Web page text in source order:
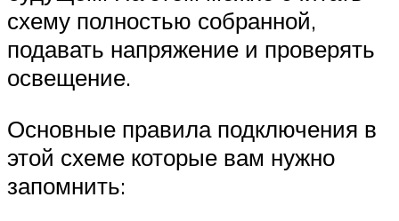
схему полностью собранной,
подавать напряжение и проверять
освещение.
Основные правила подключения в
этой схеме которые вам нужно
запомнить: